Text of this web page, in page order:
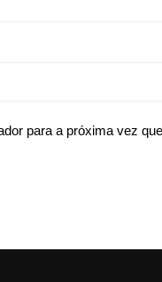
para a próxima vez